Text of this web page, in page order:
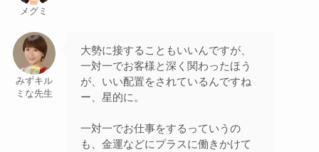
メグミ
みずキル
ミな先生
大勢に接することもいいんですが、
一対一でお客様と深く関わったほう
が、いい配置をされているんですね
ー、星的に。
一対一でお仕事をするっていうの
も、金運などにプラスに働きかけて